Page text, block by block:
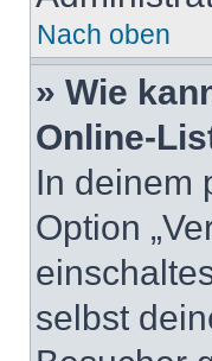
Nach oben
» Wie
Online-
In deinem
Option
selbst